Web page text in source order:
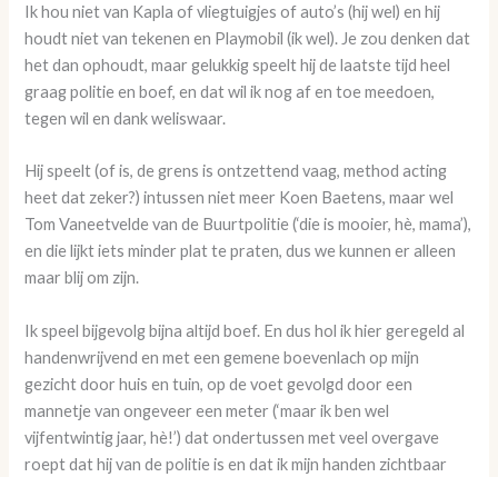
Ik hou niet van Kapla of vliegtuigjes of auto’s (hij wel) en hij
houdt niet van tekenen en Playmobil (ik wel). Je zou denken dat
het dan ophoudt, maar gelukkig speelt hij de laatste tijd heel
graag politie en boef, en dat wil ik nog af en toe meedoen,
tegen wil en dank weliswaar.
Hij speelt (of is, de grens is ontzettend vaag, method acting
heet dat zeker?) intussen niet meer Koen Baetens, maar wel
Tom Vaneetvelde van de Buurtpolitie (‘die is mooier, hè, mama’),
en die lijkt iets minder plat te praten, dus we kunnen er alleen
maar blij om zijn.
Ik speel bijgevolg bijna altijd boef. En dus hol ik hier geregeld al
handenwrijvend en met een gemene boevenlach op mijn
gezicht door huis en tuin, op de voet gevolgd door een
mannetje van ongeveer een meter (‘maar ik ben wel
vijfentwintig jaar, hè!’) dat ondertussen met veel overgave
roept dat hij van de politie is en dat ik mijn handen zichtbaar